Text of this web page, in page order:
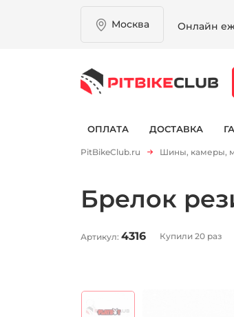
Москва Онлайн
ОПЛАТА ДОСТАВКА
PitBikeClub.ru Шины, камеры,
Брелок
Артикул: 4316 Купили 20 раз